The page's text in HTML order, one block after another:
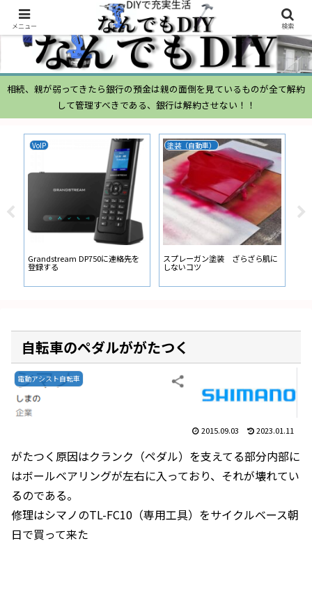
相続、親が弱ってきたら銀行の預金は親の面倒を見ているものが全て解約
して管理すべきである、銀行は解約させない！！
VoIP
Grandstream DP750に連絡先を
登録する
塗装（自動車）
スプレーガン塗装 ざらざら肌に
しないコツ
ム
自転車のペダルががたつく
電動アシスト自転車
2015.09.03 2023.01.11
がたつく原因はクランク（ペダル）を支えてる部分内部に
はボールベアリングが左右に入っており、それが壊れてい
るのである。
修理はシマノのTL-FC10（専用工具）をサイクルベース朝
日で買って来た
メニュー 検索